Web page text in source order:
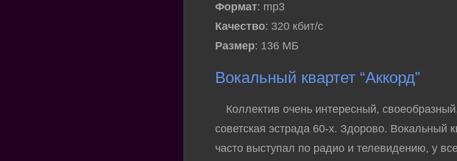
Формат: mp3
Качество: 320 кбит/с
Размер: 136 МБ
Вокальный квартет “Аккорд”
Коллектив очень интересный,
советская эстрада 60-х. Здорово. Вокальный
часто выступал по радио и телевидению, у